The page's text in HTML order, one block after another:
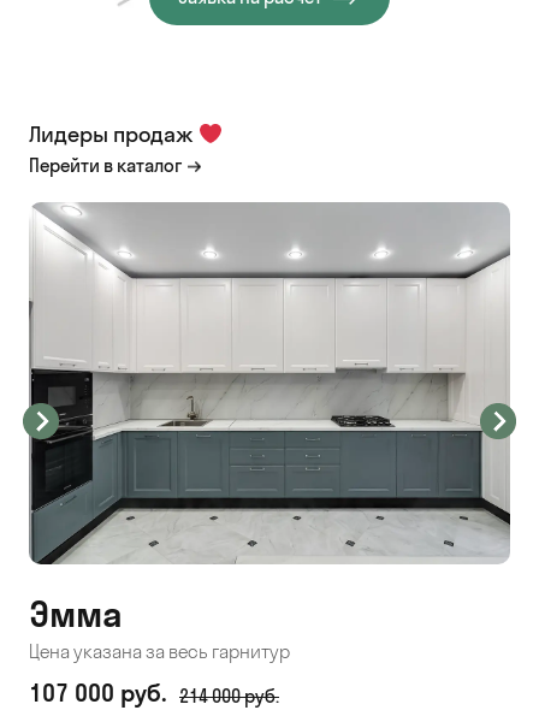
Лидеры продаж
Перейти в каталог
Эмма
Цена указана за весь гарнитур
107 000 руб. 214 000 руб.